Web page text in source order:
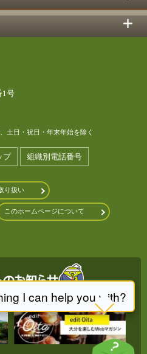
1号
土日・祝日・年末年始を除く
プ 組織別電話番号
り扱い
このホームページについて